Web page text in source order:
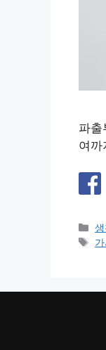
파출
여까
카
테
태